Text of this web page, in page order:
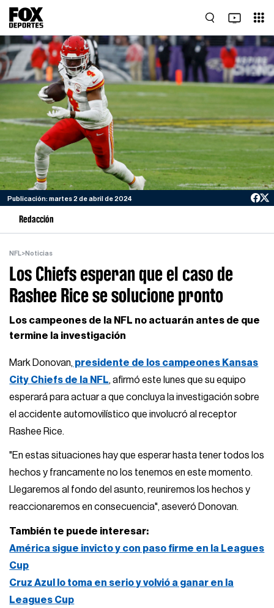
Publicación: martes 2 de abril de 2024
Redacción
NFL>Noticias
Los Chiefs esperan que el caso de
Rashee Rice se solucione pronto
Los campeones de la NFL no actuarán antes de que
termine la investigación
Mark Donovan, presidente de los campeones Kansas
City Chiefs de la NFL, afirmó este lunes que su equipo
esperará para actuar a que concluya la investigación sobre
el accidente automovilístico que involucró al receptor
Rashee Rice.
"En estas situaciones hay que esperar hasta tener todos los
hechos y francamente no los tenemos en este momento.
Llegaremos al fondo del asunto, reuniremos los hechos y
reaccionaremos en consecuencia", aseveró Donovan.
También te puede interesar:
América sigue invicto y con paso firme en la Leagues
Cup
Cruz Azul lo toma en serio y volvió a ganar en la
Leagues Cup